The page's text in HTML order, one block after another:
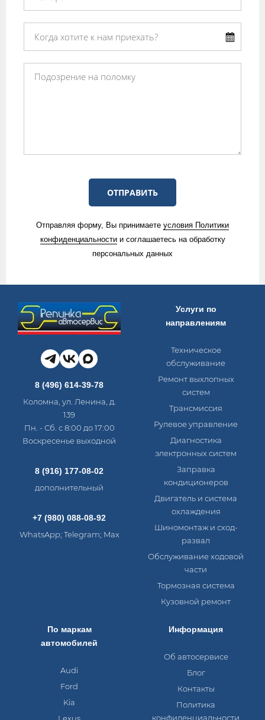
ОТПРАВИТЬ
Отправляя форму, Вы принимаете условия Политики
конфиденциальности​​​ и соглашаетесь на обработку
персональных данных​​
8 (496) 614-39-78
Коломна, ул. Ленина, д.
139
Пн. - Сб. с 8:00 до 17:00
Воскресенье выходной
8 (916) 177-08-02
дополнительный
+7 (980) 088-08-92
WhatsApp; Telegram; Max
Услуги по
направлениям
Техническое
обслуживание
Ремонт выхлопных
систем
Трансмиссия
Рулевое управление
Диагностика
электронных систем​
Заправка
кондиционеров
Двигатель и система
охлаждения
Шиномонтаж и сход-
развал
Обслуживание ходовой
части
Тормозная система
Кузовной ремонт
По маркам
автомобилей
Audi
Ford
Kia
Информация
Об автосервисе
Блог
Контакты
Политика
конфиденциальности